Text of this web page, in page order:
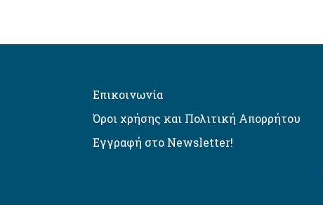
Επικοινωνία
Όροι χρήσης και Πολιτική Απορρήτου
Εγγραφή στο Newsletter!